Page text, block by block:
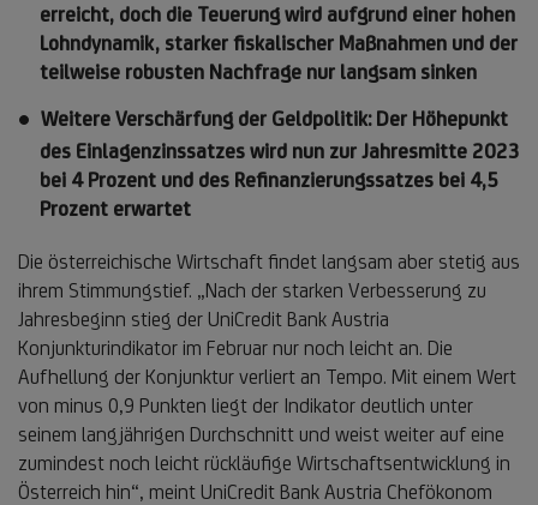
erreicht, doch die Teuerung wird aufgrund einer hohen
Lohndynamik, starker fiskalischer Maßnahmen und der
teilweise robusten Nachfrage nur langsam sinken
Weitere Verschärfung der Geldpolitik: Der Höhepunkt
des Einlagenzinssatzes wird nun zur Jahresmitte 2023
bei 4 Prozent und des Refinanzierungssatzes bei 4,5
Prozent erwartet
Die österreichische Wirtschaft findet langsam aber stetig aus
ihrem Stimmungstief. „Nach der starken Verbesserung zu
Jahresbeginn stieg der UniCredit Bank Austria
Konjunkturindikator im Februar nur noch leicht an. Die
Aufhellung der Konjunktur verliert an Tempo. Mit einem Wert
von minus 0,9 Punkten liegt der Indikator deutlich unter
seinem langjährigen Durchschnitt und weist weiter auf eine
zumindest noch leicht rückläufige Wirtschaftsentwicklung in
Österreich hin“, meint UniCredit Bank Austria Chefökonom